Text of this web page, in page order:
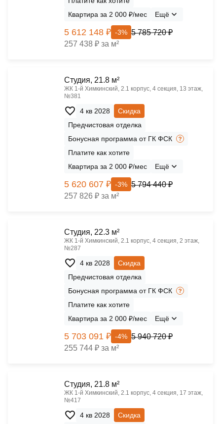
Квартира за 2 000 ₽/мес
Ещё
5 612 148 ₽ -3% 5 785 720 ₽
257 438 ₽ за м²
Cтудия, 21.8 м²
ЖК 1‑й Химкинский, 2.1 корпус, 4 секция, 13 этаж,
№381
4 кв 2028
Скидка
Предчистовая отделка
Бонусная программа от ГК ФСК
Платите как хотите
Квартира за 2 000 ₽/мес
Ещё
5 620 607 ₽ -3% 5 794 440 ₽
257 826 ₽ за м²
Cтудия, 22.3 м²
ЖК 1‑й Химкинский, 2.1 корпус, 4 секция, 2 этаж,
№287
4 кв 2028
Скидка
Предчистовая отделка
Бонусная программа от ГК ФСК
Платите как хотите
Квартира за 2 000 ₽/мес
Ещё
5 703 091 ₽ -4% 5 940 720 ₽
255 744 ₽ за м²
Cтудия, 21.8 м²
ЖК 1‑й Химкинский, 2.1 корпус, 4 секция, 17 этаж,
№417
4 кв 2028
Скидка